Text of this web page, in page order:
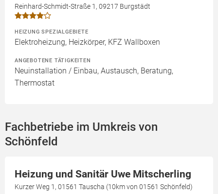
Reinhard-Schmidt-Straße 1, 09217 Burgstädt
HEIZUNG SPEZIALGEBIETE
Elektroheizung, Heizkörper, KFZ Wallboxen
ANGEBOTENE TÄTIGKEITEN
Neuinstallation / Einbau, Austausch, Beratung,
Thermostat
Fachbetriebe im Umkreis von
Schönfeld
Heizung und Sanitär Uwe Mitscherling
Kurzer Weg 1, 01561 Tauscha (10km von 01561 Schönfeld)